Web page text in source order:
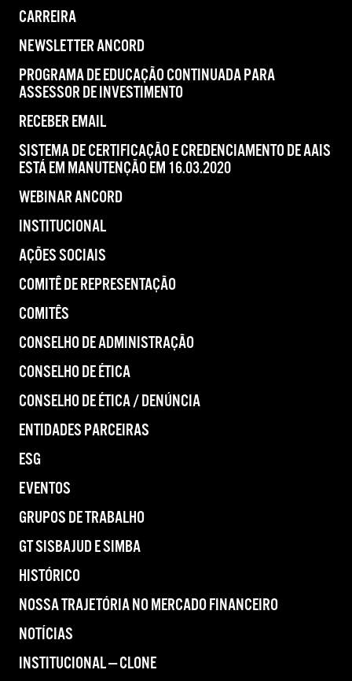
CARREIRA
NEWSLETTER ANCORD
PROGRAMA DE EDUCAÇÃO CONTINUADA PARA
ASSESSOR DE INVESTIMENTO
RECEBER EMAIL
SISTEMA DE CERTIFICAÇÃO E CREDENCIAMENTO DE AAIS
ESTÁ EM MANUTENÇÃO EM 16.03.2020
WEBINAR ANCORD
INSTITUCIONAL
AÇÕES SOCIAIS
COMITÊ DE REPRESENTAÇÃO
COMITÊS
CONSELHO DE ADMINISTRAÇÃO
CONSELHO DE ÉTICA
CONSELHO DE ÉTICA / DENÚNCIA
ENTIDADES PARCEIRAS
ESG
EVENTOS
GRUPOS DE TRABALHO
GT SISBAJUD E SIMBA
HISTÓRICO
NOSSA TRAJETÓRIA NO MERCADO FINANCEIRO
NOTÍCIAS
INSTITUCIONAL — CLONE